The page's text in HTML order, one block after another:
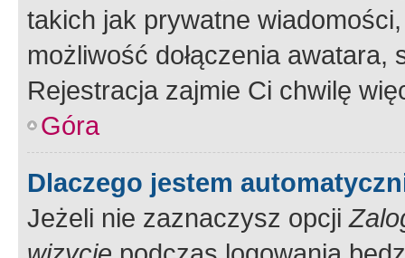
takich jak prywatne
możliwość dołączenia
Rejestracja zajmie Ci chwilę
Góra
Dlaczego jestem
Jeżeli nie zaznaczysz opcji